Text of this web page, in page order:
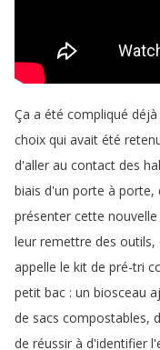
Ça a été compliqué déjà
choix qui avait été
d'aller au contact des
biais d'un porte à porte,
présenter cette nouvelle
leur remettre des outils,
appelle le kit de pré-tri
petit bac : un biosceau
de sacs compostables,
de réussir à d'identifier